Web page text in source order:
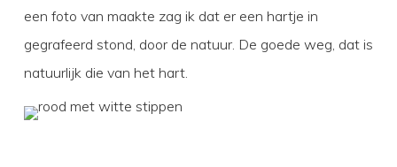
een foto van maakte zag ik dat er een hartje in
gegrafeerd stond, door de natuur. De goede weg, dat is
natuurlijk die van het hart.